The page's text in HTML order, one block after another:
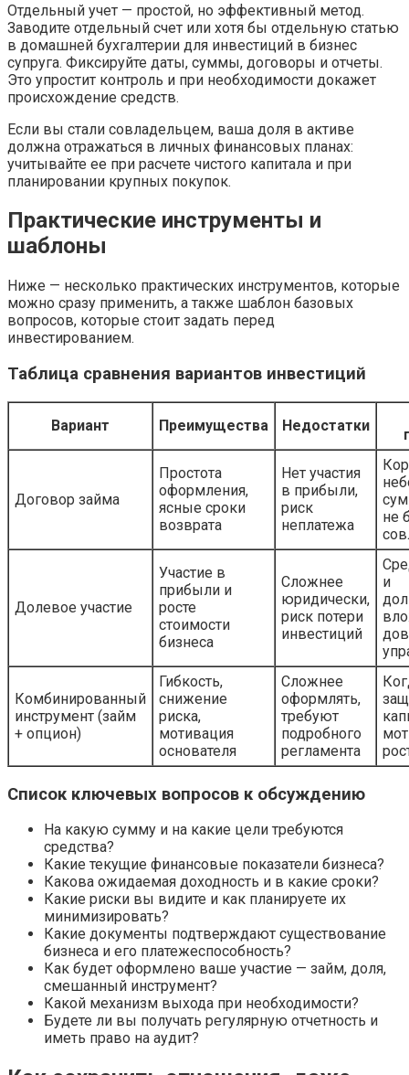
Отдельный учет — простой, но эффективный метод.
Заводите отдельный счет или хотя бы отдельную статью
в домашней бухгалтерии для инвестиций в бизнес
супруга. Фиксируйте даты, суммы, договоры и отчеты.
Это упростит контроль и при необходимости докажет
происхождение средств.
Если вы стали совладельцем, ваша доля в активе
должна отражаться в личных финансовых планах:
учитывайте ее при расчете чистого капитала и при
планировании крупных покупок.
Практические инструменты и
шаблоны
Ниже — несколько практических инструментов, которые
можно сразу применить, а также шаблон базовых
вопросов, которые стоит задать перед
инвестированием.
Таблица сравнения вариантов инвестиций
Вариант Преимущества Недостатки
Договор займа
Простота
оформления,
ясные сроки
возврата
Нет участия
в прибыли,
риск
неплатежа
не
Долевое участие
Участие в
прибыли и
росте
стоимости
бизнеса
Сложнее
юридически,
риск потери
инвестиций
и
Комбинированный
инструмент (займ
+ опцион)
Гибкость,
снижение
риска,
мотивация
основателя
Сложнее
оформлять,
требуют
подробного
регламента
Список ключевых вопросов к обсуждению
На какую сумму и на какие цели требуются
средства?
Какие текущие финансовые показатели бизнеса?
Какова ожидаемая доходность и в какие сроки?
Какие риски вы видите и как планируете их
минимизировать?
Какие документы подтверждают существование
бизнеса и его платежеспособность?
Как будет оформлено ваше участие — займ, доля,
смешанный инструмент?
Какой механизм выхода при необходимости?
Будете ли вы получать регулярную отчетность и
иметь право на аудит?